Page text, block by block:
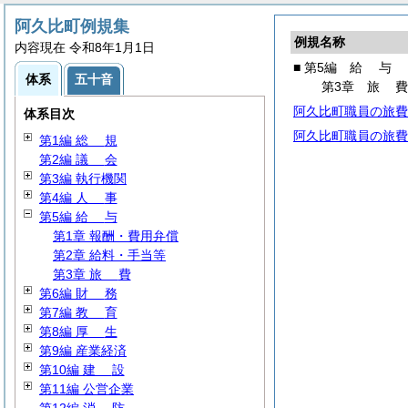
例規名称
■ 第5編 給 与
第3章 旅費
阿久比町職員の旅
阿久比町職員の旅
阿久比町例規集
内容現在 令和8年1月1日
体系 五十音
体系目次
第1編 総 規
第2編 議 会
第3編 執行機関
第4編 人 事
第5編 給 与
第1章 報酬・費用弁償
第2章 給料・手当等
第3章 旅 費
第6編 財 務
第7編 教 育
第8編 厚 生
第9編 産業経済
第10編 建 設
第11編 公営企業